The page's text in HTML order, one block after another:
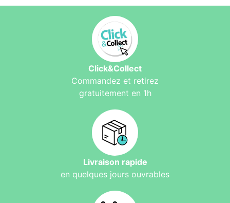
Click&Collect
Commandez et retirez
gratuitement en 1h
Livraison rapide
en quelques jours ouvrables